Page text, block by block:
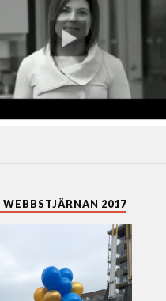
WEBBSTJÄRNAN 2017